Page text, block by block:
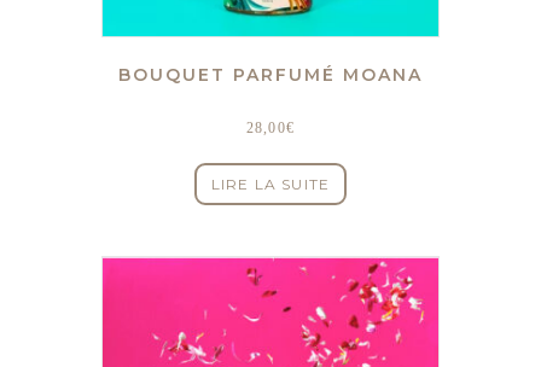
BOUQUET PARFUMÉ MOANA
28,00€
LIRE LA SUITE